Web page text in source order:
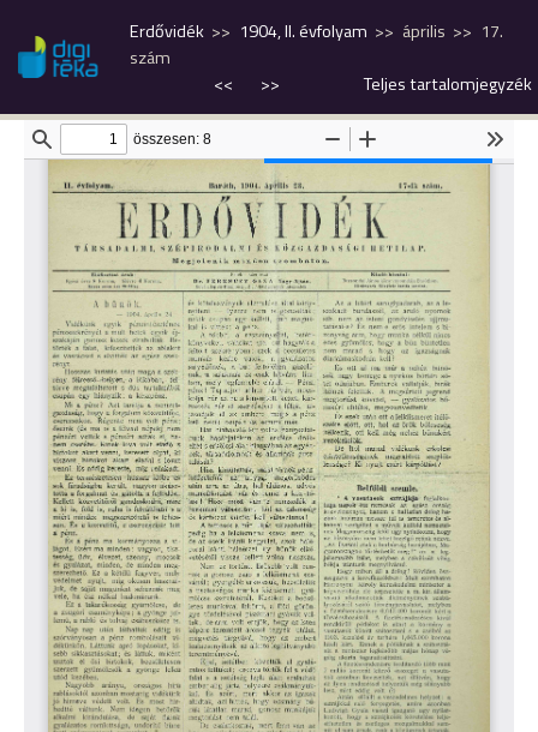
Erdővidék 1904, II. évfolyam április
17.
szám
<<
>> Teljes tartalomjegyzék